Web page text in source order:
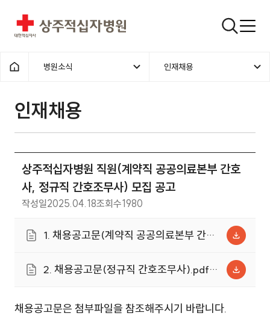
상주적십자병원 검색창
홈으로
병원소식 인재채용
인재채용
상주적십자병원 직원(계약직 공공의료본부 간호
사, 정규직 간호조무사) 모집 공고
작성일2025.04.18조회수1980
1. 채용공고문(계약직 공공의료본부 간호
2. 채용공고문(정규직 간호조무사).pdf
채용공고문은 첨부파일을 참조해주시기 바랍니다.